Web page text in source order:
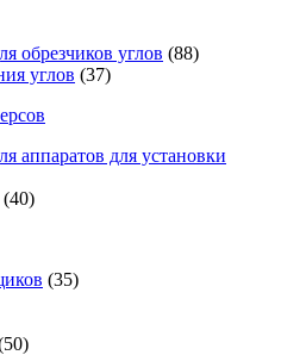
обрезчиков углов (88)
углов (37)
аппаратов для установки
(40)
(35)